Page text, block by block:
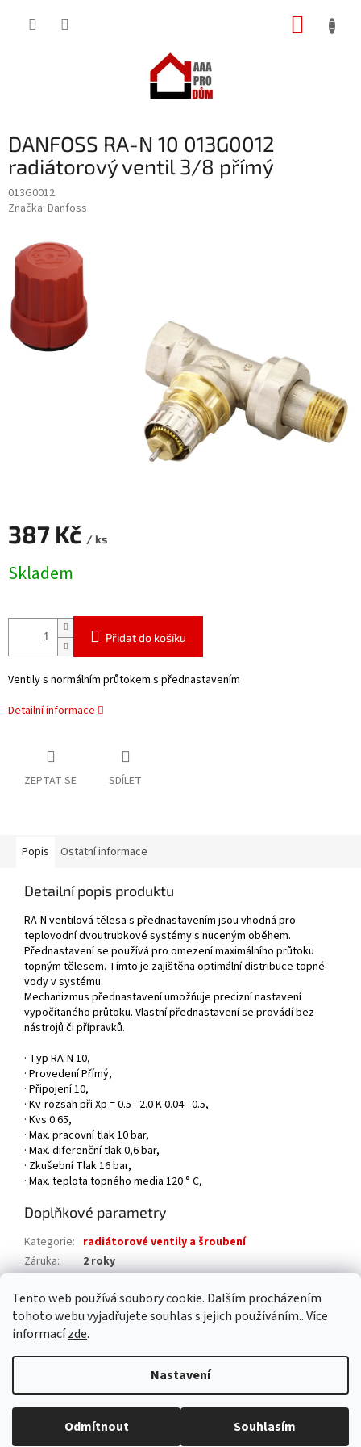
Tento web používá soubory cookie. Dalším procházením
tohoto webu vyjadřujete souhlas s jejich používáním.. Více
informacízde.
Nastavení
Odmítnout Souhlasím
DANFOSS RA-N 10 013G0012
radiátorový ventil 3/8 přímý
013G0012
Značka: Danfoss
387 Kč / ks
cena:
Skladem
Přidat do košíku
Ventily s normálním průtokem s přednastavením
Detailní informace
ZEPTAT SE SDÍLET
Popis Ostatní informace
Detailní popis produktu
RA-N ventilová tělesa s přednastavením jsou vhodná pro
teplovodní dvoutrubkové systémys nuceným oběhem.
Přednastaveníse používá pro omezení maximálního průtoku
topným tělesem. Tímto je zajištěna optimální distribuce topné
vodyvsystému.
Mechanizmus přednastavení umožňuje precizní nastavení
vypočítaného průtoku. Vlastní přednastaveníse provádí bez
nástrojů či přípravků.
· Typ RA-N 10,
· Provedení Přímý,
· Připojení 10,
· Kv-rozsah při Xp = 0.5 - 2.0K0.04 - 0.5,
· Kvs 0.65,
· Max. pracovní tlak10bar,
· Max. diferenční tlak 0,6 bar,
· Zkušební Tlak16bar,
· Max. teplota topného media 120 ° C,
Doplňkové parametry
Kategorie: radiátorové ventily a šroubení
Záruka:
2 roky
EAN: 5702420010274
Vytvořil Shoptet
Copyright 2026AAA pro dům s.r.o. . Všechna práva vyhrazena.